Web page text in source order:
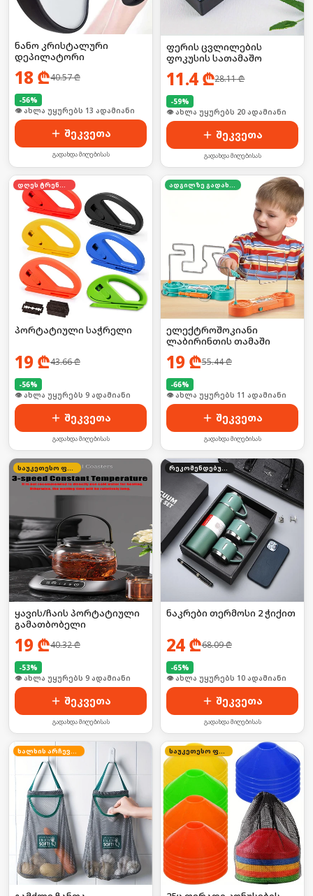
ნანო კრისტალური
დეპილატორი
18 ₾40.57₾
-56%
🛒 ბოლო 24სთ-ში იყიდა 20-მა
შეკვეთა
გადახდა მიღებისას
ფერის ცვლილების
ფოკუსის სათამაშო
11.4₾28.11₾
-59%
🛒 ბოლო 24სთ-ში იყიდა 32-მა
შეკვეთა
გადახდა მიღებისას
დღეს ტრენდში
პორტატიული საჭრელი
19 ₾43.66₾
-56%
🛒 ბოლო 24სთ-ში იყიდა 14-მა
შეკვეთა
გადახდა მიღებისას
ადგილზე გადახდა
ელექტროშოკიანი
ლაბირინთის თამაში
19 ₾55.44₾
-66%
🛒 ბოლო 24სთ-ში იყიდა 13-მა
შეკვეთა
გადახდა მიღებისას
საუკეთესო ფასი
ყავის/ჩაის პორტატიული
გამათბობელი
19 ₾40.32₾
-53%
🛒 ბოლო 24სთ-ში იყიდა 10-მა
შეკვეთა
გადახდა მიღებისას
რეკომენდებული
ნაკრები თერმოსი 2 ჭიქით
24₾68.09₾
-65%
🛒 ბოლო 24სთ-ში იყიდა 16-მა
შეკვეთა
გადახდა მიღებისას
ხალხის არჩევანი საუკეთესო ფასი